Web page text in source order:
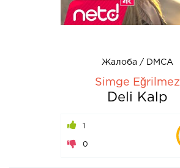
Жалоба / DMCA
Simge Eğrilmez
Deli Kalp
1
0